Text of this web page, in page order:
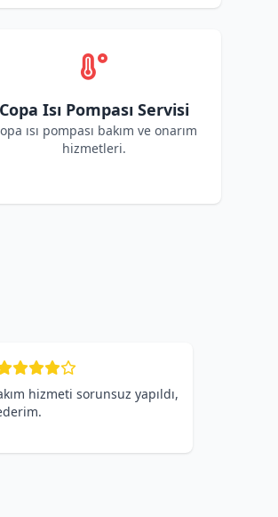
Copa Isı Pompası Servisi
ısı pompası bakım ve onarım
hizmetleri.
hizmeti sorunsuz yapıldı,